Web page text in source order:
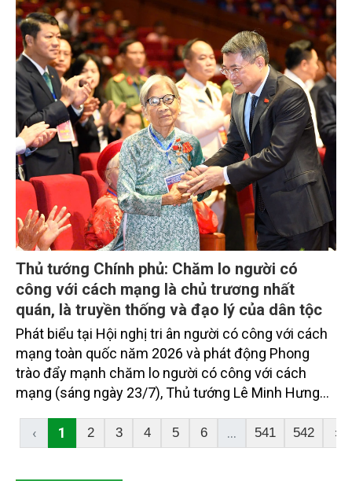
Thủ tướng Chính phủ: Chăm lo người có
công với cách mạng là chủ trương nhất
quán, là truyền thống và đạo lý của dân tộc
Phát biểu tại Hội nghị tri ân người có công với cách
mạng toàn quốc năm 2026 và phát động Phong
trào đẩy mạnh chăm lo người có công với cách
mạng (sáng ngày 23/7), Thủ tướng Lê Minh Hưng
luôn xác định chăm lo người có công với cách
mạng là chủ trương nhất quán, là trách nhiệm chính
‹ 1 2 3 4 5 6 ... 541 542 ›